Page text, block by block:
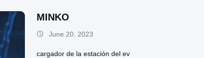
MINKO
June 20, 2023
cargador de la estación del ev